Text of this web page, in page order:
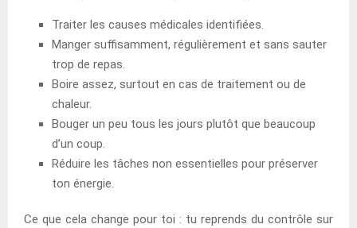
Traiter les causes médicales identifiées.
Manger suffisamment, régulièrement et sans sauter
trop de repas.
Boire assez, surtout en cas de traitement ou de
chaleur.
Bouger un peu tous les jours plutôt que beaucoup
d’un coup.
Réduire les tâches non essentielles pour préserver
ton énergie.
Ce que cela change pour toi : tu reprends du contrôle sur